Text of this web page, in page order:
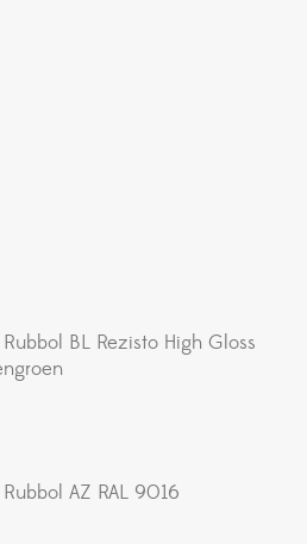
BL Rezisto High Gloss
AZ RAL 9016